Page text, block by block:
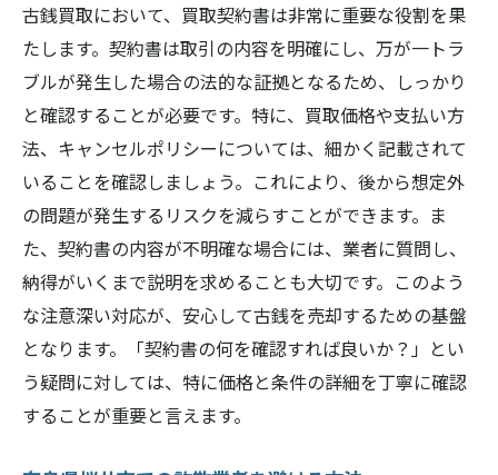
古銭買取において、買取契約書は非常に重要な役割を果
たします。契約書は取引の内容を明確にし、万が一トラ
ブルが発生した場合の法的な証拠となるため、しっかり
と確認することが必要です。特に、買取価格や支払い方
法、キャンセルポリシーについては、細かく記載されて
いることを確認しましょう。これにより、後から想定外
の問題が発生するリスクを減らすことができます。ま
た、契約書の内容が不明確な場合には、業者に質問し、
納得がいくまで説明を求めることも大切です。このよう
な注意深い対応が、安心して古銭を売却するための基盤
となります。「契約書の何を確認すれば良いか？」とい
う疑問に対しては、特に価格と条件の詳細を丁寧に確認
することが重要と言えます。